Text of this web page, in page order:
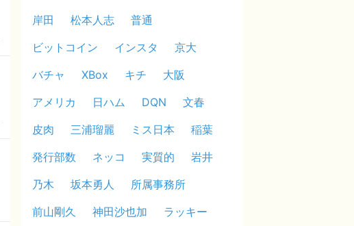
岸田
松本人志
普通
ビットコイン
インスタ
京大
バチャ
XBox キチ
大阪
アメリカ
日ハム DQN
文春
皮肉
三浦瑠麗 ミス日本
稲葉
発行部数
ネッコ 実質的
岩井
乃木
坂本勇人
所属事務所
前山剛久
神田沙也加
ラッキー